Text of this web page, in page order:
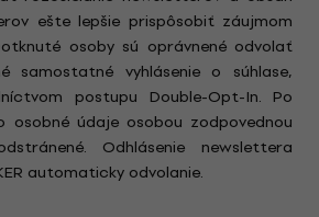
ešte lepšie prispôsobiť záujmom
osoby sú oprávnené odvolať
samostatné vyhlásenie o súhlase,
postupu Double-Opt-In. Po
osobné údaje osobou zodpovednou
Odhlásenie newslettera
automaticky odvolanie.